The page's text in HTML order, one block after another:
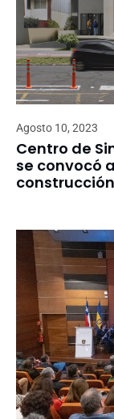
Agosto 10, 2023
Centro de
se convocó